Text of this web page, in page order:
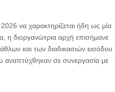
να χαρακτηρίζεται ήδη ως μία
η διοργανώτρια αρχή επισήμανε
και των διαδικασιών εισόδου
αναπτύχθηκαν σε συνεργασία με